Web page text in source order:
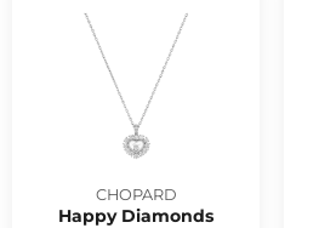
CHOPARD
Happy Diamonds